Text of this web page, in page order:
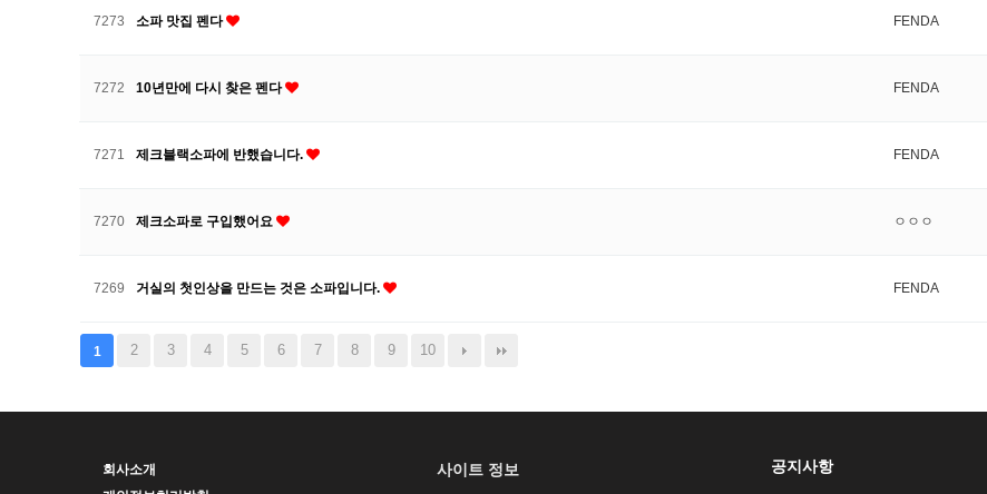
7273 소파 맛집 펜다 FENDA
7272 10년만에 다시 찾은 펜다 FENDA
7271 제크블랙소파에 반했습니다. FENDA
7270 제크소파로 구입했어요 ㅇㅇㅇ
7269 거실의 첫인상을 만드는 것은 소파입니다. FENDA
1 2 3 4 5 6 7 8 9 10
회사소개
사이트 정보 공지사항